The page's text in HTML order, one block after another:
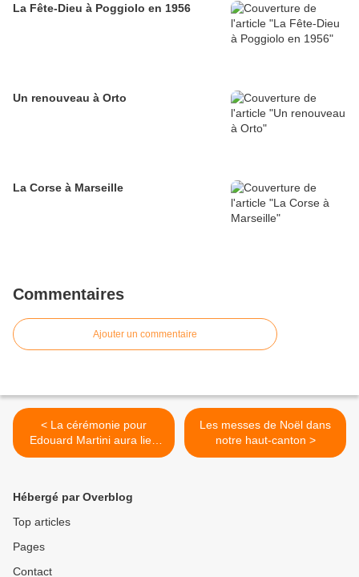
La Fête-Dieu à Poggiolo en 1956
Un renouveau à Orto
La Corse à Marseille
Commentaires
Ajouter un commentaire
< La cérémonie pour
Edouard Martini aura lieu
mercredi 3 décembre
Les messes de Noël dans
notre haut-canton >
Hébergé par Overblog
Top articles
Pages
Contact